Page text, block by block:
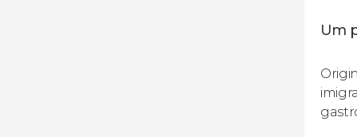
Um